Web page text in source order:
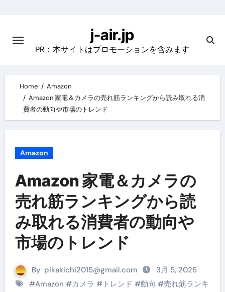
content
j-air.jp
PR：本サイトはプロモーションを含みます
Home
Amazon
Amazon 家電＆カメラの売れ筋ランキングから読み取れる消
費者の動向や市場のトレンド
Amazon
Amazon 家電＆カメラの
売れ筋ランキングから読
み取れる消費者の動向や
市場のトレンド
By pikakichi2015@gmail.com
3月 5, 2025
#Amazon #カメラ #トレンド #動向 #売れ筋ランキ